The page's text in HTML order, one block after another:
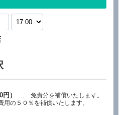
）
… 免責分を補償いたします。
用の５０％を補償いたします。